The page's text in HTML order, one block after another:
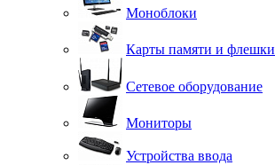
Моноблоки
Карты памяти и флешки
Сетевое оборудование
Мониторы
Устройства ввода